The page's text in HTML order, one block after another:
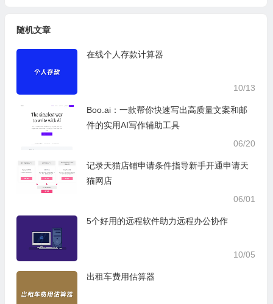
随机文章
在线个人存款计算器
10/13
Boo.ai：一款帮你快速写出高质量文案和邮
件的实用AI写作辅助工具
06/20
记录天猫店铺申请条件指导新手开通申请天
猫网店
06/01
5个好用的远程软件助力远程办公协作
10/05
出租车费用估算器